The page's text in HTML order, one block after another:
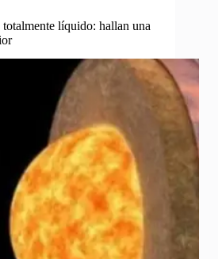
líquido: hallan una